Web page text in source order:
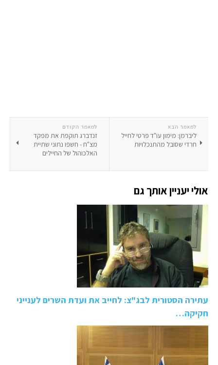
למאמר הקודם
זנדברג תוקפת את מפקד
מצ"ח - חשפו נתוני שתיית
האלכוהול של החיילים
למאמר הבא
ליברמן: מימון עו"ד פרטי לחייל
חרדי שסובל מהתנכלויות
אולי יעניין אותך גם
עתירה הסטורית לבג"צ: לחייב את ועדת השרים לענייני
חקיקה…